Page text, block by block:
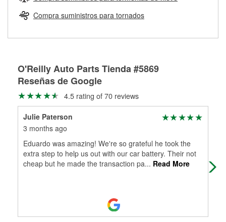
Herramientas de O'Reilly
pueden ser reutilizados, podemos ayudarte a encontrar las
partes de reemplazo correctas para tu reparación.
Rectificación de tambores y discos de freno
Compra suministros para tornados
O'Reilly Auto Parts Tienda #5869
Reseñas de Google
4.5 rating of 70 reviews
Julie Paterson
3 months ago
Eduardo was amazing! We're so grateful he took the
extra step to help us out with our car battery. Their not
cheap but he made the transaction pa... Read More